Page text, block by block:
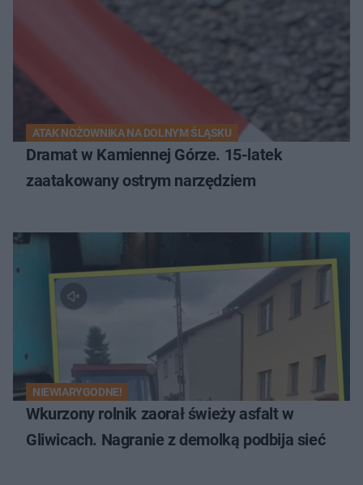
ATAK NOŻOWNIKA NA DOLNYM ŚLĄSKU
Dramat w Kamiennej Górze. 15-latek
zaatakowany ostrym narzędziem
NIEWIARYGODNE!
Wkurzony rolnik zaorał świeży asfalt w
Gliwicach. Nagranie z demolką podbija sieć